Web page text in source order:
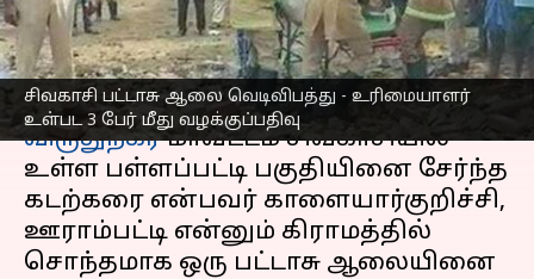
சிவகாசி பட்டாசு ஆலை வெடிவிபத்து - உரிமையாளர்
உள்பட 3 பேர் மீது வழக்குப்பதிவு
எழுதியவர் Nivetha P May 23, 2023 12:54 pm
செய்தி முன்னோட்டம்
விருதுநகர்மாவட்டம் சிவகாசியில்
உள்ள பள்ளப்பட்டி பகுதியினை சேர்ந்த
கடற்கரை என்பவர் காளையார்குறிச்சி,
ஊராம்பட்டி என்னும் கிராமத்தில்
சொந்தமாக ஒரு பட்டாசு ஆலையினை